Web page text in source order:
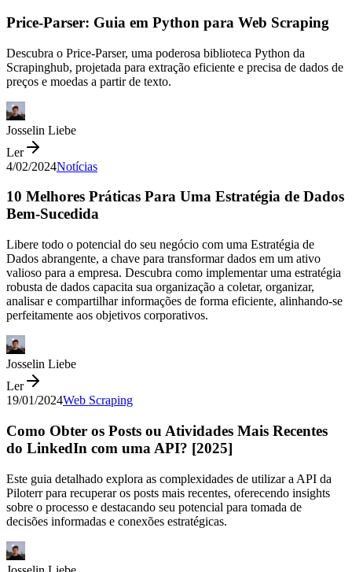
Price-Parser: Guia em Python para Web Scraping
Descubra o Price-Parser, uma poderosa biblioteca Python da
Scrapinghub, projetada para extração eficiente e precisa de dados de
preços e moedas a partir de texto.
Josselin Liebe
Ler
4/02/2024Notícias
10 Melhores Práticas Para Uma Estratégia de Dados
Bem-Sucedida
Libere todo o potencial do seu negócio com uma Estratégia de
Dados abrangente, a chave para transformar dados em um ativo
valioso para a empresa. Descubra como implementar uma estratégia
robusta de dados capacita sua organização a coletar, organizar,
analisar e compartilhar informações de forma eficiente, alinhando-se
perfeitamente aos objetivos corporativos.
Josselin Liebe
Ler
19/01/2024Web Scraping
Como Obter os Posts ou Atividades Mais Recentes
do LinkedIn com uma API? [2025]
Este guia detalhado explora as complexidades de utilizar a API da
Piloterr para recuperar os posts mais recentes, oferecendo insights
sobre o processo e destacando seu potencial para tomada de
decisões informadas e conexões estratégicas.